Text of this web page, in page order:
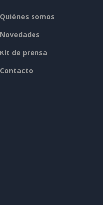
Quiénes somos
Novedades
Kit de prensa
Contacto